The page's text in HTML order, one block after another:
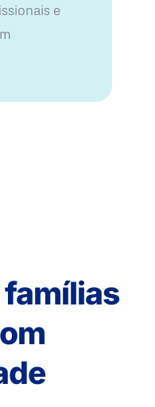
e
famílias